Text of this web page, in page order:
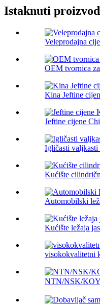
Istaknuti
Veleprodajna
OEM tvornica
Kina Jeftine
Jeftine cijene
Igličasti valjkasti
Kućište
Automobilski
Kućište ležaja
visokokvalitetni
NTN/NSK/